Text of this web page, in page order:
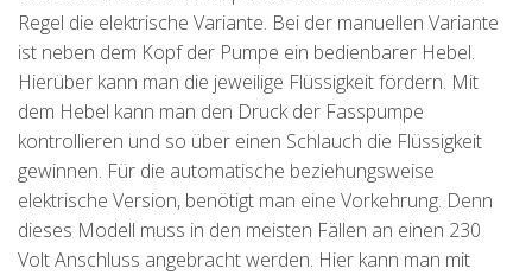
Regel die elektrische Variante. Bei der manuellen Variante
ist neben dem Kopf der Pumpe ein bedienbarer Hebel.
Hierüber kann man die jeweilige Flüssigkeit fördern. Mit
dem Hebel kann man den Druck der Fasspumpe
kontrollieren und so über einen Schlauch die Flüssigkeit
gewinnen. Für die automatische beziehungsweise
elektrische Version, benötigt man eine Vorkehrung. Denn
dieses Modell muss in den meisten Fällen an einen 230
Volt Anschluss angebracht werden. Hier kann man mit